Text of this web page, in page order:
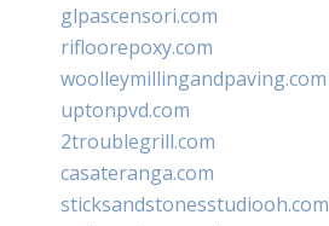
glpascensori.com
rifloorepoxy.com
woolleymillingandpaving.com
uptonpvd.com
2troublegrill.com
casateranga.com
sticksandstonesstudiooh.com